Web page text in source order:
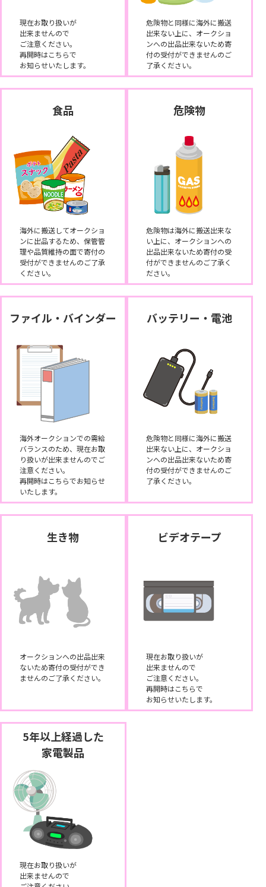
現在お取り扱いが
出来ませんので
ご注意ください。
再開時はこちらで
お知らせいたします。
危険物と同様に海外に搬送
出来ない上に、オークショ
ンへの出品出来ないため寄
付の受付ができませんのご
了承ください。
食品
海外に搬送してオークショ
ンに出品するため、保管管
理や品質維持の面で寄付の
受付ができませんのご了承
ください。
危険物
危険物は海外に搬送出来な
い上に、オークションへの
出品出来ないため寄付の受
付ができませんのご了承く
ださい。
ファイル・バインダー
海外オークションでの需給
バランスのため、現在お取
り扱いが出来ませんのでご
注意ください。
再開時はこちらでお知らせ
いたします。
バッテリー・電池
危険物と同様に海外に搬送
出来ない上に、オークショ
ンへの出品出来ないため寄
付の受付ができませんのご
了承ください。
生き物
オークションへの出品出来
ないため寄付の受付ができ
ませんのご了承ください。
ビデオテープ
現在お取り扱いが
出来ませんので
ご注意ください。
再開時はこちらで
お知らせいたします。
5年以上経過した
家電製品
現在お取り扱いが
出来ませんので